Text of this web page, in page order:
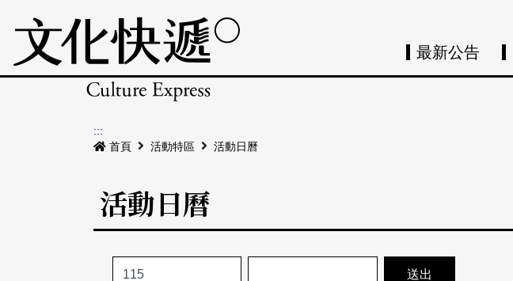
最新公告
:::
首頁
活動特區 活動日曆
活動日曆